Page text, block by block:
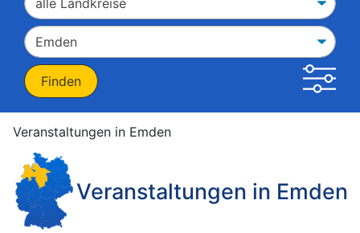
Veranstaltungen in Emden
Veranstaltungen in Emden